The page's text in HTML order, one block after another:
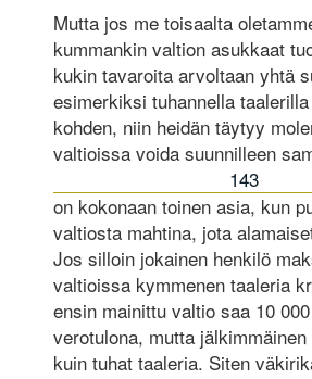
Mutta jos me toisaalta
kummankin valtion asukkaat
kukin tavaroita arvoltaan yhtä
esimerkiksi tuhannella
kohden, niin heidän täytyy
valtioissa voida suunnilleen
143
on kokonaan toinen asia, kun
valtiosta mahtina, jota
Jos silloin jokainen henkilö
valtioissa kymmenen taaleria
ensin mainittu valtio saa 10
verotulona, mutta
kuin tuhat taaleria. Siten